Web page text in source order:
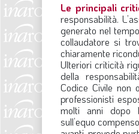
Le principali
responsabilità.
generato nel
collaudatore si
chiaramente
Ulteriori criticità
della
Codice Civile non
professionisti
molti anni dopo
sull’equo